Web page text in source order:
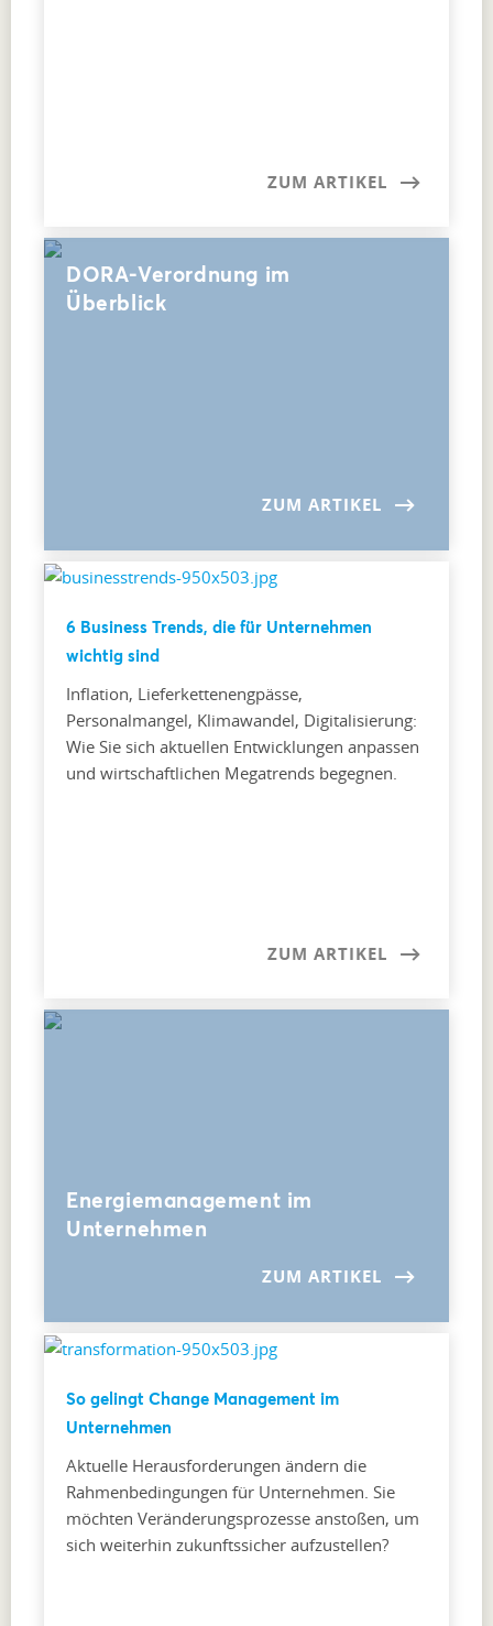
ZUM ARTIKEL
DORA-Verordnung im
Überblick
ZUM ARTIKEL
6 Business Trends, die für Unternehmen
wichtig sind
Inflation, Lieferkettenengpässe,
Personalmangel, Klimawandel, Digitalisierung:
Wie Sie sich aktuellen Entwicklungen anpassen
und wirtschaftlichen Megatrends begegnen.
ZUM ARTIKEL
Energiemanagement im
Unternehmen
ZUM ARTIKEL
So gelingt Change Management im
Unternehmen
Aktuelle Herausforderungen ändern die
Rahmenbedingungen für Unternehmen. Sie
möchten Veränderungsprozesse anstoßen, um
sich weiterhin zukunftssicher aufzustellen?